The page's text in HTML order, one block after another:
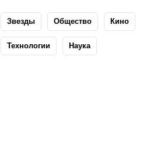
Звезды Общество Кино
Технологии Наука